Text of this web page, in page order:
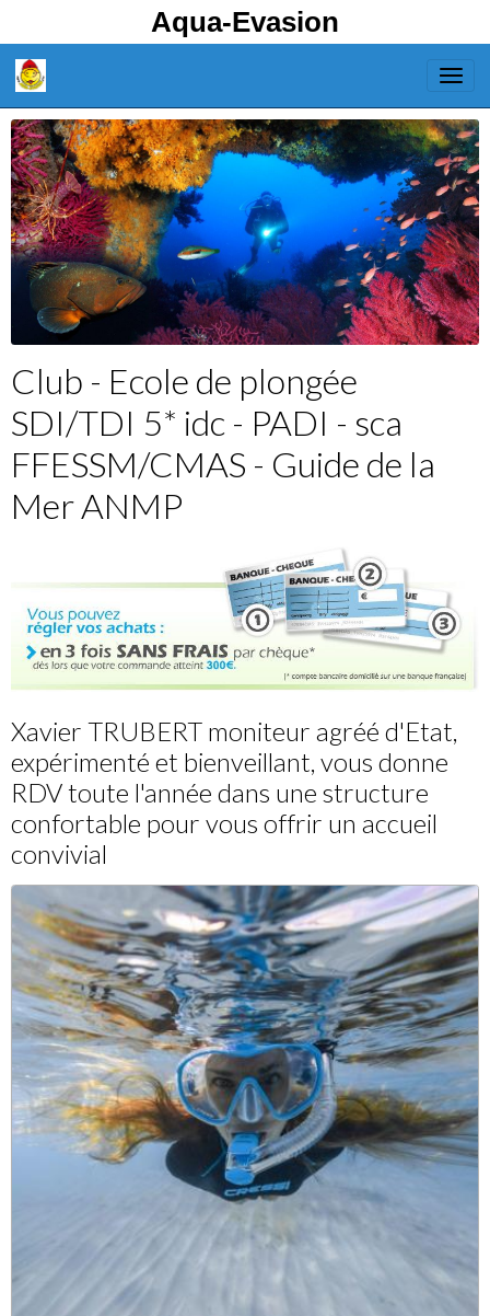
Aqua-Evasion
Club - Ecole de plongée
SDI/TDI 5* idc - PADI - sca
FFESSM/CMAS - Guide de la
Mer ANMP
Xavier TRUBERT moniteur agréé d'Etat,
expérimenté et bienveillant, vous donne
RDV toute l'année dans une structure
confortable pour vous offrir un accueil
convivial